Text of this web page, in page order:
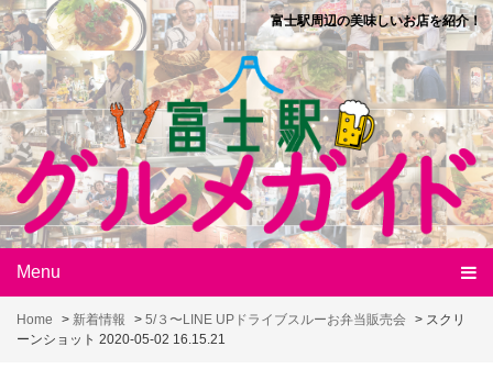
Skip
to
content
富士駅周辺の美味しいお店を紹介！
Menu
Home > 新着情報 > 5/３〜LINE UPドライブスルーお弁当販売会 > スクリ
ーンショット 2020-05-02 16.15.21